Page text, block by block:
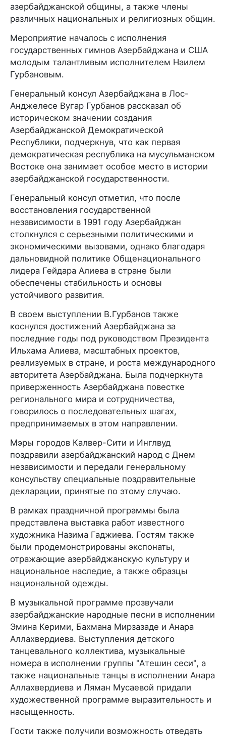
азербайджанской общины, а также члены
различных национальных и религиозных общин.
Мероприятие началось с исполнения
государственных гимнов Азербайджана и США
молодым талантливым исполнителем Наилем
Гурбановым.
Генеральный консул Азербайджана в Лос-
Анджелесе Вугар Гурбанов рассказал об
историческом значении создания
Азербайджанской Демократической
Республики, подчеркнув, что как первая
демократическая республика на мусульманском
Востоке она занимает особое место в истории
азербайджанской государственности.
Генеральный консул отметил, что после
восстановления государственной
независимости в 1991 году Азербайджан
столкнулся с серьезными политическими и
экономическими вызовами, однако благодаря
дальновидной политике Общенационального
лидера Гейдара Алиева в стране были
обеспечены стабильность и основы
устойчивого развития.
В своем выступлении В.Гурбанов также
коснулся достижений Азербайджана за
последние годы под руководством Президента
Ильхама Алиева, масштабных проектов,
реализуемых в стране, и роста международного
авторитета Азербайджана. Была подчеркнута
приверженность Азербайджана повестке
регионального мира и сотрудничества,
говорилось о последовательных шагах,
предпринимаемых в этом направлении.
Мэры городов Калвер-Сити и Инглвуд
поздравили азербайджанский народ с Днем
независимости и передали генеральному
консульству специальные поздравительные
декларации, принятые по этому случаю.
В рамках праздничной программы была
представлена выставка работ известного
художника Назима Гаджиева. Гостям также
были продемонстрированы экспонаты,
отражающие азербайджанскую культуру и
национальное наследие, а также образцы
национальной одежды.
В музыкальной программе прозвучали
азербайджанские народные песни в исполнении
Эмина Керими, Бахмана Мирзазаде и Анара
Аллахвердиева. Выступления детского
танцевального коллектива, музыкальные
номера в исполнении группы "Атешин сеси", а
также национальные танцы в исполнении Анара
Аллахвердиева и Ляман Мусаевой придали
художественной программе выразительность и
насыщенность.
Гости также получили возможность отведать